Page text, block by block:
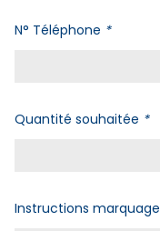
N° Téléphone *
Quantité souhaitée *
Instructions marquage